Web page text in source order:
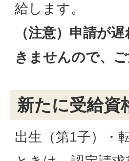
給します。
（注意）申請が
きませんので、
新たに受給資
出生（第1子）・